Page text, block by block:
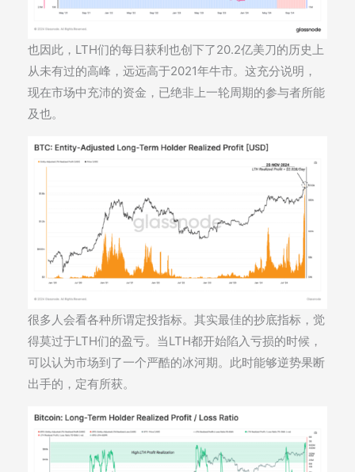
也因此，LTH们的每日获利也创下了20.2亿美刀的历史上
从未有过的高峰，远远高于2021年牛市。这充分说明，
现在市场中充沛的资金，已绝非上一轮周期的参与者所能
及也。
很多人会看各种所谓定投指标。其实最佳的抄底指标，觉
得莫过于LTH们的盈亏。当LTH都开始陷入亏损的时候，
可以认为市场到了一个严酷的冰河期。此时能够逆势果断
出手的，定有所获。